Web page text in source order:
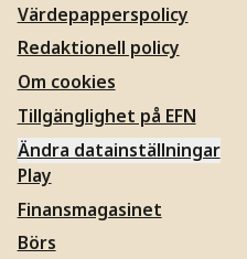
Värdepapperspolicy
Redaktionell policy
Om cookies
Tillgänglighet på EFN
Ändra datainställningar
Play
Finansmagasinet
Börs